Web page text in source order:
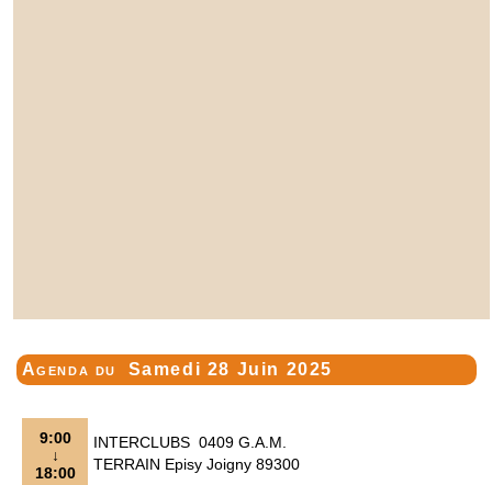
Agenda du Samedi 28 Juin 2025
9:00
↓
18:00
INTERCLUBS 0409 G.A.M.
TERRAIN Episy Joigny 89300